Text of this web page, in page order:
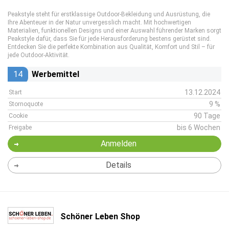
Peakstyle steht für erstklassige Outdoor-Bekleidung und Ausrüstung, die
Ihre Abenteuer in der Natur unvergesslich macht. Mit hochwertigen
Materialien, funktionellen Designs und einer Auswahl führender Marken sorgt
Peakstyle dafür, dass Sie für jede Herausforderung bestens gerüstet sind.
Entdecken Sie die perfekte Kombination aus Qualität, Komfort und Stil – für
jede Outdoor-Aktivität.
14 Werbemittel
Start 13.12.2024
Stornoquote 9 %
Cookie 90 Tage
Freigabe bis 6 Wochen
Anmelden
Details
Schöner Leben Shop